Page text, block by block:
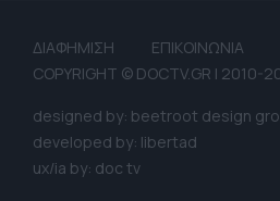
ΔΙΑΦΗΜΙΣΗ ΕΠΙΚΟΙΝΩΝΙΑ
COPYRIGHT © DOCTV.GR | 2010-
designed by: beetroot design
developed by: libertad
ux/ia by: doc tv